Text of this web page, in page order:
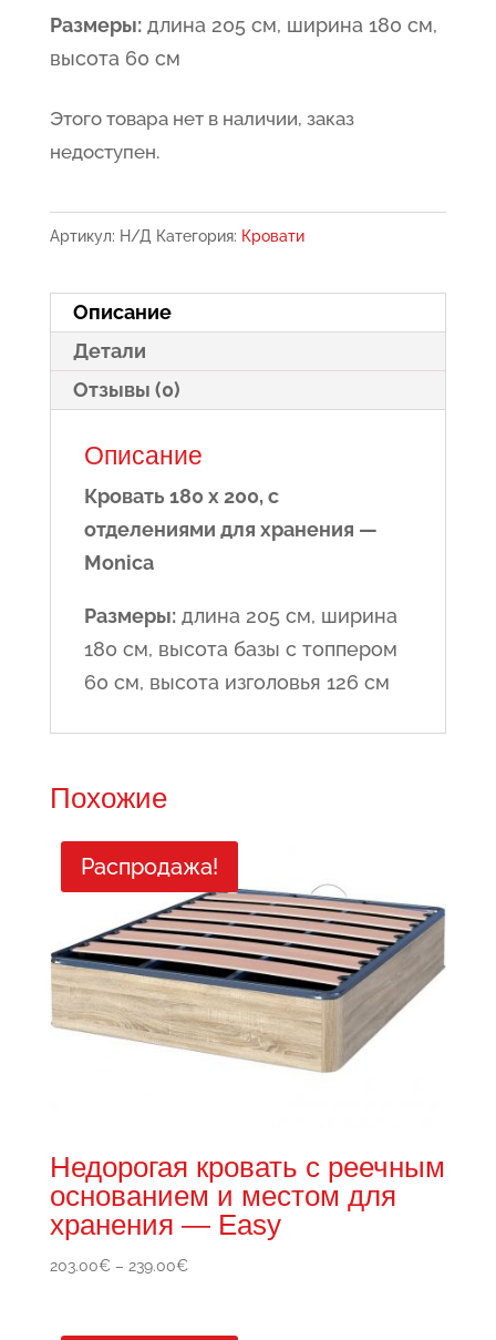
Размеры:длина 205 см, ширина 180 см,
высота 60 см
Этого товара нет в наличии, заказ
недоступен.
Артикул: Н/Д Категория: Кровати
Описание
Детали
Отзывы (0)
Описание
Кровать 180 x 200, с
отделениями для хранения —
Monica
Размеры:длина 205 см, ширина
180 см, высота базы с топпером
60 см, высота изголовья 126 см
Похожие
Распродажа!
Недорогая кровать с реечным
основанием и местом для
хранения — Easy
203.00€ – 239.00€Диапазон